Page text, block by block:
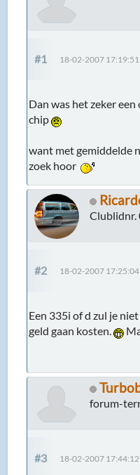
#1 18-02-2007 17:19:51
Dan was het zeker
chip
want met gemiddelde
zoek hoor
Clublidnr.
#2 18-02-2007 17:25:04
Een 335i of d zul je
geld gaan kosten.
forum-
#3 18-02-2007 17:44:12